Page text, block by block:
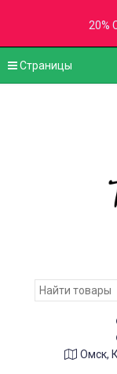
Страницы
Омск,